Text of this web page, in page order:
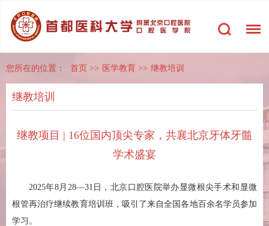
您所在的位置： 首页 >> 医学教育 >> 继教培训
继教培训
继教项目 | 16位国内顶尖专家，共襄北京牙体牙髓
学术盛宴
2025年8月28—31日，北京口腔医院举办显微根尖手术和显微
根管再治疗继续教育培训班，吸引了来自全国各地百余名学员参加
学习。